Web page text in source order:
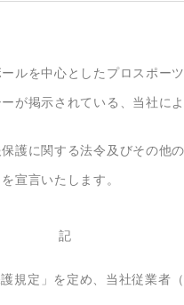
を中心としたプロスポー
掲示されている、当社に
護に関する法令及びその
宣言いたします。
記
規定」を定め、当社従業者